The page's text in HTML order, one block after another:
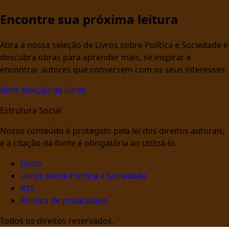
Encontre sua próxima leitura
Abra a nossa seleção de Livros sobre Política e Sociedade e
descubra obras para aprender mais, se inspirar e
encontrar autores que conversem com os seus interesses.
Abrir seleção de livros
Estrutura Social
Nosso conteúdo é protegido pela lei dos direitos autorais,
e a citação da fonte é obrigatória ao utilizá-lo.
Início
Livros sobre Política e Sociedade
RSS
Política de privacidade
Todos os direitos reservados.